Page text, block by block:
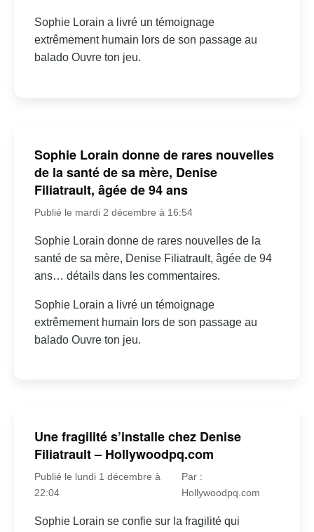
Sophie Lorain a livré un témoignage
extrêmement humain lors de son passage au
balado Ouvre ton jeu.
Sophie Lorain donne de rares nouvelles
de la santé de sa mère, Denise
Filiatrault, âgée de 94 ans
Publié le mardi 2 décembre à 16:54
Sophie Lorain donne de rares nouvelles de la
santé de sa mère, Denise Filiatrault, âgée de 94
ans… détails dans les commentaires.
Sophie Lorain a livré un témoignage
extrêmement humain lors de son passage au
balado Ouvre ton jeu.
Une fragilité s’installe chez Denise
Filiatrault – Hollywoodpq.com
Publié le lundi 1 décembre à
22:04
Par :
Hollywoodpq.com
Sophie Lorain se confie sur la fragilité qui